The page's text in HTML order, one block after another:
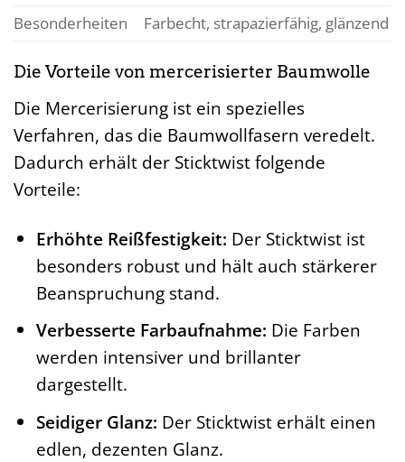
Besonderheiten
Farbecht, strapazierfähig, glänzend
Die Vorteile von mercerisierter Baumwolle
Die Mercerisierung ist ein spezielles
Verfahren, das die Baumwollfasern veredelt.
Dadurch erhält der Sticktwist folgende
Vorteile:
Erhöhte Reißfestigkeit: Der Sticktwist ist
besonders robust und hält auch stärkerer
Beanspruchung stand.
Verbesserte Farbaufnahme: Die Farben
werden intensiver und brillanter
dargestellt.
Seidiger Glanz: Der Sticktwist erhält einen
edlen, dezenten Glanz.